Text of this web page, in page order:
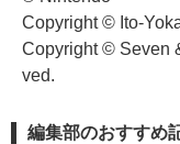
Copyright © Ito-
Copyright © Seven
ved.
編集部のおすすめ